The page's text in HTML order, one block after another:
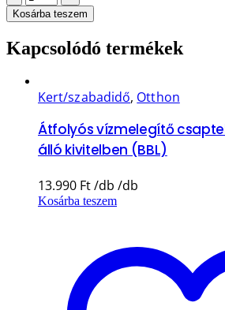
Kosárba teszem
Kapcsolódó termékek
Kert/szabadidő, Otthon
Átfolyós vízmelegítő
álló kivitelben (BBL)
13.990 Ft
Kosárba teszem